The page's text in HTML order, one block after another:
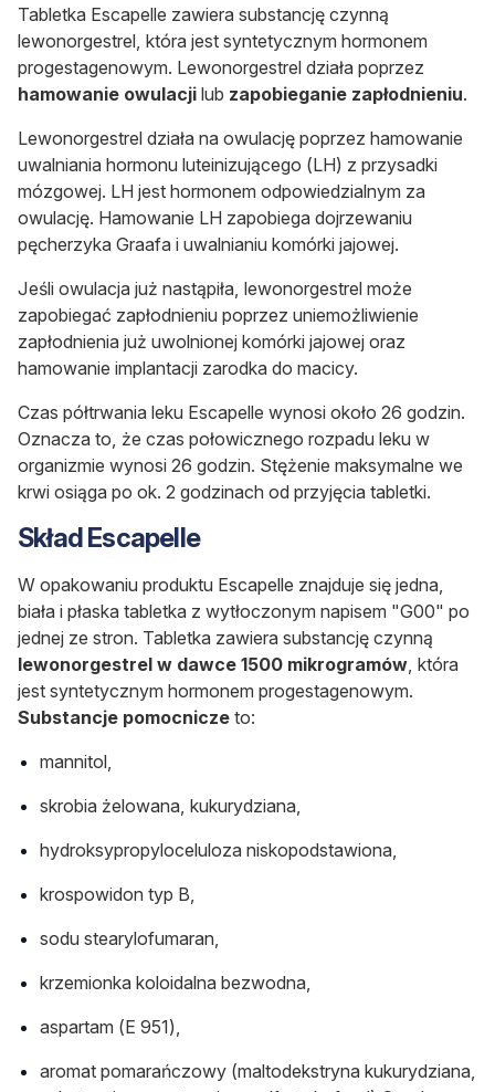
Tabletka Escapelle zawiera substancję czynną
lewonorgestrel, która jest syntetycznym hormonem
progestagenowym. Lewonorgestrel działa poprzez
hamowanie owulacji lub zapobieganie zapłodnieniu.
Lewonorgestrel działa na owulację poprzez hamowanie
uwalniania hormonu luteinizującego (LH) z przysadki
mózgowej. LH jest hormonem odpowiedzialnym za
owulację. Hamowanie LH zapobiega dojrzewaniu
pęcherzyka Graafa i uwalnianiu komórki jajowej.
Jeśli owulacja już nastąpiła, lewonorgestrel może
zapobiegać zapłodnieniu poprzez uniemożliwienie
zapłodnienia już uwolnionej komórki jajowej oraz
hamowanie implantacji zarodka do macicy.
Czas półtrwania leku Escapelle wynosi około 26 godzin.
Oznacza to, że czas połowicznego rozpadu leku w
organizmie wynosi 26 godzin. Stężenie maksymalne we
krwi osiąga po ok. 2 godzinach od przyjęcia tabletki.
Skład Escapelle
W opakowaniu produktu Escapelle znajduje się jedna,
biała i płaska tabletka z wytłoczonym napisem "G00" po
jednej ze stron. Tabletka zawiera substancję czynną
lewonorgestrel w dawce 1500 mikrogramów , która
jest syntetycznym hormonem progestagenowym.
Substancje pomocnicze to:
mannitol,
skrobia żelowana, kukurydziana,
hydroksypropyloceluloza niskopodstawiona,
krospowidon typ B,
sodu stearylofumaran,
krzemionka koloidalna bezwodna,
aspartam (E 951),
aromat pomarańczowy (maltodekstryna kukurydziana,